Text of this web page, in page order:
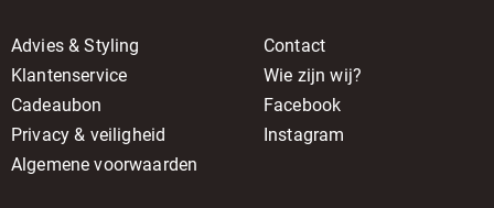
Advies & Styling
Klantenservice
Cadeaubon
Privacy & veiligheid
Algemene voorwaarden
Contact
Wie zijn wij?
Facebook
Instagram